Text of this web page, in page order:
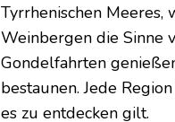
Tyrrhenischen
Weinbergen die Sinne
Gondelfahrten
bestaunen. Jede
es zu entdecken gilt.